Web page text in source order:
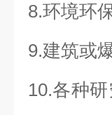
8.环境环
9.建筑或
10.各种